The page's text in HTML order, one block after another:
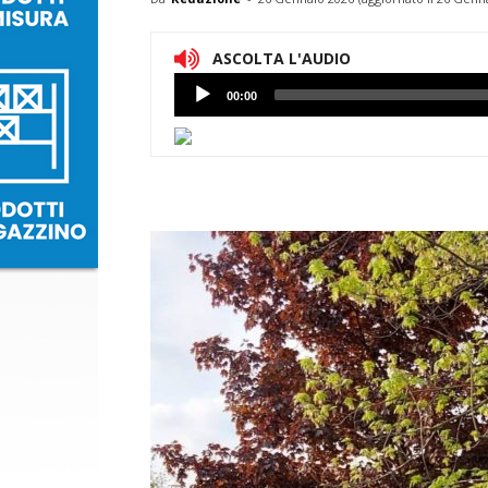
ASCOLTA L'AUDIO
Lettore
Audio
00:00